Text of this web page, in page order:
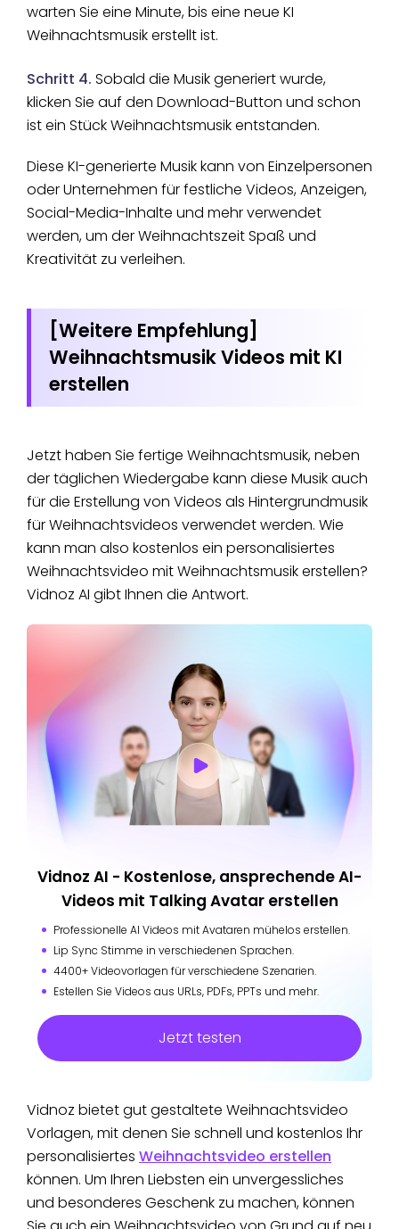
warten Sie eine Minute, bis eine neue KI
Weihnachtsmusik erstellt ist.
Schritt 4. Sobald die Musik generiert wurde,
klicken Sie auf den Download-Button und schon
ist ein Stück Weihnachtsmusik entstanden.
Diese KI-generierte Musik kann von Einzelpersonen
oder Unternehmen für festliche Videos, Anzeigen,
Social-Media-Inhalte und mehr verwendet
werden, um der Weihnachtszeit Spaß und
Kreativität zu verleihen.
[Weitere Empfehlung]
Weihnachtsmusik Videos mit KI
erstellen
Jetzt haben Sie fertige Weihnachtsmusik, neben
der täglichen Wiedergabe kann diese Musik auch
für die Erstellung von Videos als Hintergrundmusik
für Weihnachtsvideos verwendet werden. Wie
kann man also kostenlos ein personalisiertes
Weihnachtsvideo mit Weihnachtsmusik erstellen?
Vidnoz AI gibt Ihnen die Antwort.
Vidnoz AI - Kostenlose, ansprechende AI-
Videos mit Talking Avatar erstellen
Professionelle AI Videos mit Avataren mühelos erstellen.
Lip Sync Stimme in verschiedenen Sprachen.
4400+ Videovorlagen für verschiedene Szenarien.
Estellen Sie Videos aus URLs, PDFs, PPTs und mehr.
Jetzt testen
Vidnoz bietet gut gestaltete Weihnachtsvideo
Vorlagen, mit denen Sie schnell und kostenlos Ihr
personalisiertes Weihnachtsvideo erstellen
können. Um Ihren Liebsten ein unvergessliches
und besonderes Geschenk zu machen, können